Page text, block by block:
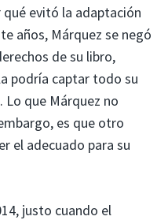
evitó la adaptación
años, Márquez se negó
de su libro,
podría captar todo su
Lo que Márquez no
es que otro
el adecuado para su
justo cuando el